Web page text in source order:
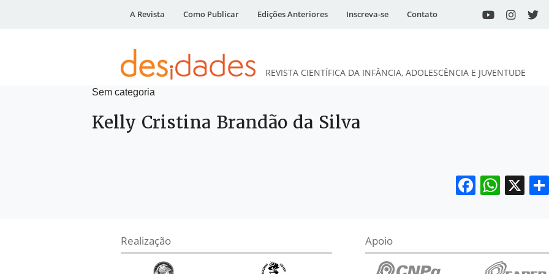
A Revista Como Publicar Edições Anteriores Inscreva-se Contato
REVISTA CIENTÍFICA DA INFÂNCIA, ADOLESCÊNCIA E JUVENTUDE
Sem categoria
Kelly Cristina Brandão da Silva
X
Realização Apoio